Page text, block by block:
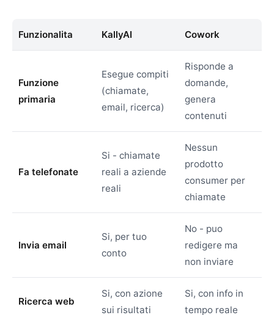
Funzionalita KallyAI Cowork
Funzione
primaria
Esegue compiti
(chiamate,
email, ricerca)
Risponde a
domande,
genera
contenuti
Fa telefonate
Si - chiamate
reali a aziende
reali
Nessun
prodotto
consumer per
chiamate
Invia email
Si, per tuo
conto
No - puo
redigere ma
non inviare
Ricerca web
Si, con azione
sui risultati
Si, con info in
tempo reale